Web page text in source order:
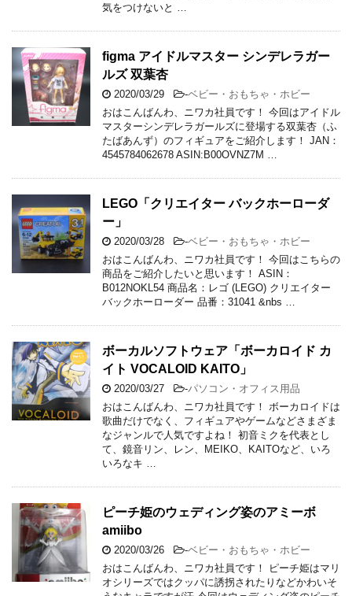
気をつけないと …
figma アイドルマスター シンデレラガー
ルズ 双葉杏
2020/03/29 -ベビー・おもちゃ・ホビー
おはこんばんわ、ニワカ社員です！ 今回はアイドル
マスターシンデレラガールズに登場する双葉杏（ふ
たばあんず）のフィギュアをご紹介します！ JAN：
4545784062678 ASIN:B00OVNZ7M …
LEGO「クリエイター バックホーローダ
ー」
2020/03/28 -ベビー・おもちゃ・ホビー
おはこんばんわ、ニワカ社員です！ 今回はこちらの
商品をご紹介したいと思います！ ASIN：
B012NOKL54 商品名：レゴ (LEGO) クリエイター
バックホーローダー 品番：31041 &nbs …
ボーカルソフトウェア「ボーカロイド カ
イト VOCALOID KAITO」
2020/03/27 -パソコン・オフィス用品
おはこんばんわ、ニワカ社員です！ ボーカロイドは
歌曲だけでなく、フィギュアやゲームなどさまざま
なジャンルで人気ですよね！ 初音ミクを代表とし
て、鏡音リン、レン、MEIKO、KAITOなど、いろ
いろなキ …
ピーチ姫のウェディング姿のアミーボ
amiibo
2020/03/26 -ベビー・おもちゃ・ホビー
おはこんばんわ、ニワカ社員です！ ピーチ姫はマリ
オシリーズではクッパに誘拐されたりなどかわいそ